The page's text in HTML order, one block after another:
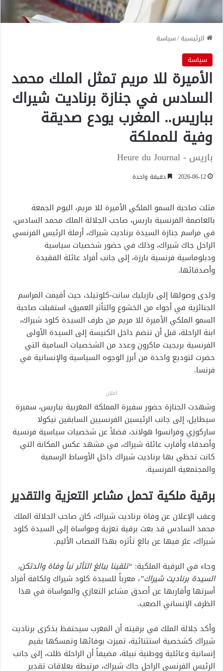
الرئيسية/سياسة
سياسة
الأميرة للا مريم تمثل الملك محمد
السادس في جنازة برناديت شيراك
بباريس.. المغرب يودع صديقة
وفية للمملكة
باريس - Heure du Journal
2026-06-12 دقيقة واحدة
مثلت صاحبة السمو الملكي الأميرة للا مريم، اليوم الجمعة
بالعاصمة الفرنسية باريس، صاحب الجلالة الملك محمد السادس،
في مراسم جنازة السيدة برناديت شيراك، أرملة الرئيس الفرنسي
الراحل جاك شيراك، وذلك في حضور شخصيات سياسية
ودبلوماسية فرنسية بارزة، إلى جانب أفراد عائلة الفقيدة
وأصدقائها.
ولدى وصولها إلى بازيليك سانت-كلوتيلد، حيث أقيمت المراسم
الجنائزية في أجواء من الخشوع والتأثر العميق، استقبلت صاحبة
السمو الملكي الأميرة للا مريم من طرف السيدة كلود شيراك،
ابنة الراحلة، قبل أن تنضم داخل الكنيسة إلى السيدة الأولى
الفرنسية بريجيت ماكرون وعدد من الشخصيات السامية التي
حضرت لتوديع واحدة من أبرز الوجوه السياسية والإنسانية في
فرنسا.
اعلان
وشهدت الجنازة حضور سفيرة المملكة المغربية بباريس، سميرة
سيطايل، إلى جانب الرئيسين الفرنسيين السابقين نيكولا
ساركوزي وفرانسوا هولاند، فضلاً عن شخصيات سياسية فرنسية
وأصدقاء وأقارب عائلة شيراك، في مشهد عكس المكانة التي
كانت تحظى بها برناديت شيراك داخل الأوساط الرسمية
والمجتمعية الفرنسية.
برقية ملكية تحمل مشاعر التعزية والتقدير
وعقب الإعلان عن وفاة برناديت شيراك، كان صاحب الجلالة الملك
محمد السادس قد بعث برقية تعزية ومواساة إلى السيدة كلود
شيراك، عبّر فيها عن بالغ تأثره بهذا المصاب الأليم.
وجاء في البرقية الملكية: “تلقينا ببالغ التأثر نبأ وفاة والدتكن،
السيدة برناديت شيراك”، معرباً للسيدة كلود شيراك ولكافة أفراد
أسرتها وأقاربها عن أصدق مشاعر التعازي والمواساة في هذا
الظرف الإنساني الصعب.
وأكد جلالة الملك في برقيته أن المغرب سيحتفظ بذكرى برناديت
شيراك كشخصية استثنائية، تميزت بوفائها وتمسكها بقيم
إنسانية وعائلية ووطنية نبيلة، مضيفاً أن الراحلة ظلت، إلى جانب
الرئيس الفرنسي الراحل جاك شيراك، مرتبطة بعلاقات تقدير